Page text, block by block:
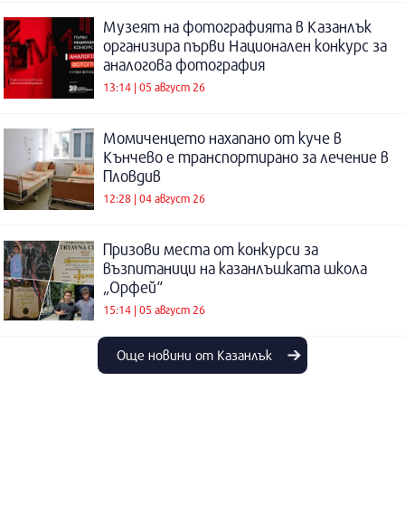
Музеят на фотографията в Казанлък
организира първи Национален конкурс за
аналогова фотография
13:14 | 05 август 26
Момиченцето нахапано от куче в
Кънчево е транспортирано за лечение в
Пловдив
12:28 | 04 август 26
Призови места от конкурси за
възпитаници на казанлъшката школа
„Орфей“
15:14 | 05 август 26
Още новини от Казанлък